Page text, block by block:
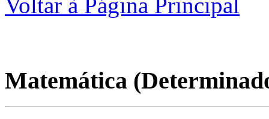
Voltar à Página Principal
Matemática